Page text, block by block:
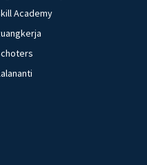
Academy